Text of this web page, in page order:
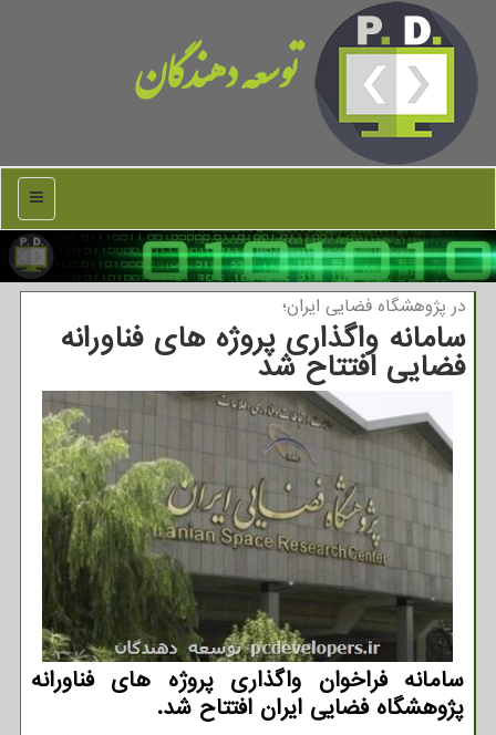
توسعه دهندگان
منو
در پژوهشگاه فضایی ایران؛
سامانه واگذاری پروژه های فناورانه
فضایی افتتاح شد
سامانه فراخوان واگذاری پروژه های فناورانه
پژوهشگاه فضایی ایران افتتاح شد.